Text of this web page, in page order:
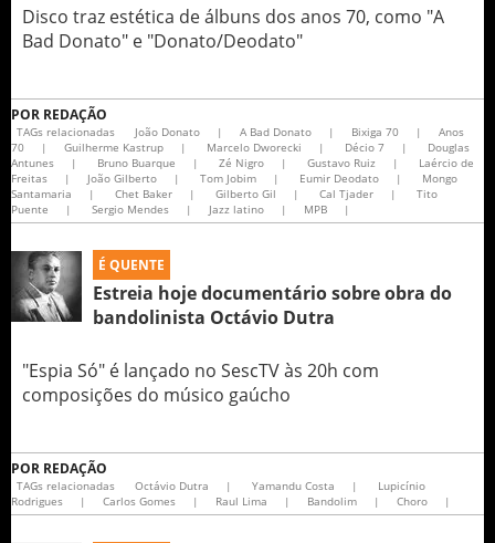
Disco traz estética de álbuns dos anos 70, como "A
Bad Donato" e "Donato/Deodato"
POR REDAÇÃO
TAGs relacionadas João Donato | A Bad Donato | Bixiga 70 |
Anos
70
| Guilherme Kastrup | Marcelo Dworecki | Décio 7 |
Douglas
Antunes
| Bruno Buarque | Zé Nigro | Gustavo Ruiz |
Laércio de
Freitas
| João Gilberto | Tom Jobim | Eumir Deodato |
Mongo
Santamaria
| Chet Baker | Gilberto Gil | Cal Tjader |
Tito
Puente
| Sergio Mendes | Jazz latino | MPB |
É QUENTE
Estreia hoje documentário sobre obra do
bandolinista Octávio Dutra
"Espia Só" é lançado no SescTV às 20h com
composições do músico gaúcho
POR REDAÇÃO
TAGs relacionadas Octávio Dutra | Yamandu Costa |
Lupicínio
Rodrigues
| Carlos Gomes | Raul Lima | Bandolim | Choro |